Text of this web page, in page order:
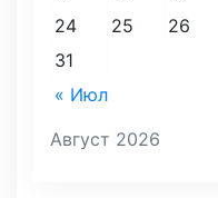
Август 2026
« Июл
24
25 26
31